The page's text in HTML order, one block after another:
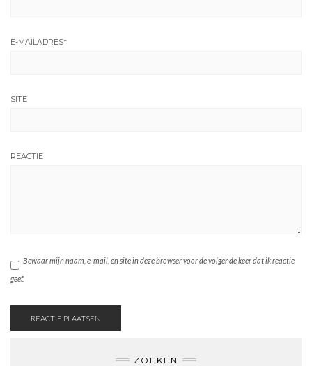
E-MAILADRES*
SITE
REACTIE
Bewaar mijn naam, e-mail, en site in deze browser voor de volgende keer dat ik reactie
geef.
ZOEKEN